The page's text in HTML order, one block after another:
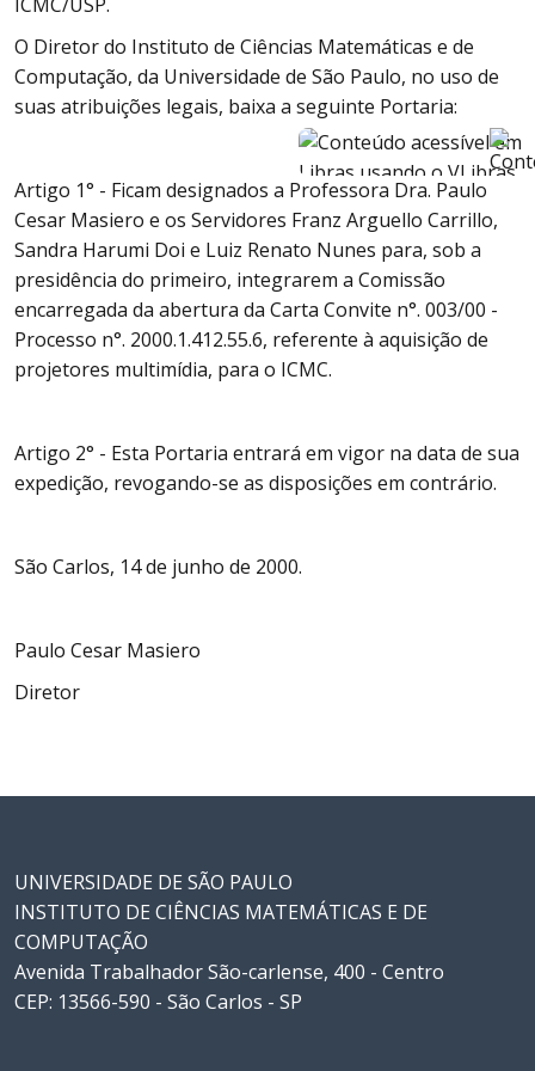
O Diretor do Instituto de Ciências Matemáticas e de
Computação, da Universidade de São Paulo, no uso de
suas atribuições legais, baixa a seguinte Portaria:
Artigo 1° - Ficam designados a Professora Dra. Paulo
Cesar Masiero e os Servidores Franz Arguello Carrillo,
Sandra Harumi Doi e Luiz Renato Nunes para, sob a
presidência do primeiro, integrarem a Comissão
encarregada da abertura da Carta Convite n°. 003/00 -
Processo n°. 2000.1.412.55.6, referente à aquisição de
projetores multimídia, para o ICMC.
Artigo 2° - Esta Portaria entrará em vigor na data de sua
expedição, revogando-se as disposições em contrário.
São Carlos, 14 de junho de 2000.
Paulo Cesar Masiero
Diretor
UNIVERSIDADE DE SÃO PAULO
INSTITUTO DE CIÊNCIAS MATEMÁTICAS E DE
COMPUTAÇÃO
Avenida Trabalhador São-carlense, 400 - Centro
CEP: 13566-590 - São Carlos - SP